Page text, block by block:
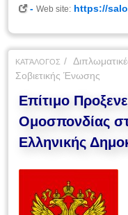
-Web site: https://
ΚΑΤΆΛΟΓΟΣ
Σοβιετικής Ένωσης
Επίτιμο
Ομοσπονδίας
Ελληνικής